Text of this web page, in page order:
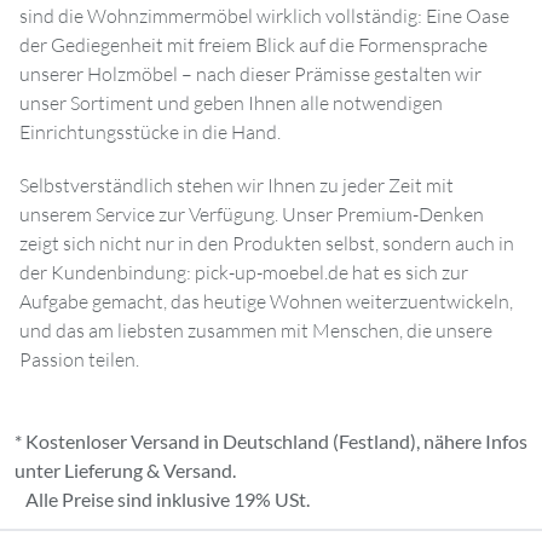
sind die Wohnzimmermöbel wirklich vollständig: Eine Oase
der Gediegenheit mit freiem Blick auf die Formensprache
unserer Holzmöbel – nach dieser Prämisse gestalten wir
unser Sortiment und geben Ihnen alle notwendigen
Einrichtungsstücke in die Hand.
Selbstverständlich stehen wir Ihnen zu jeder Zeit mit
unserem Service zur Verfügung. Unser Premium-Denken
zeigt sich nicht nur in den Produkten selbst, sondern auch in
der Kundenbindung: pick-up-moebel.de hat es sich zur
Aufgabe gemacht, das heutige Wohnen weiterzuentwickeln,
und das am liebsten zusammen mit Menschen, die unsere
Passion teilen.
* Kostenloser Versand in Deutschland (Festland), nähere Infos
unter Lieferung & Versand.
Alle Preise sind inklusive 19% USt.